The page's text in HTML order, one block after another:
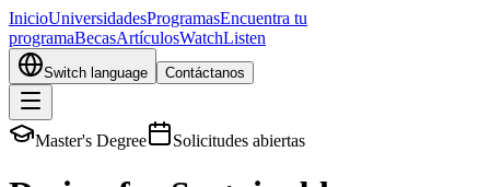
InicioUniversidadesProgramasEncuentra tu
programaBecasArtículosWatchListen
Switch language Contáctanos
Master's Degree Solicitudes abiertas